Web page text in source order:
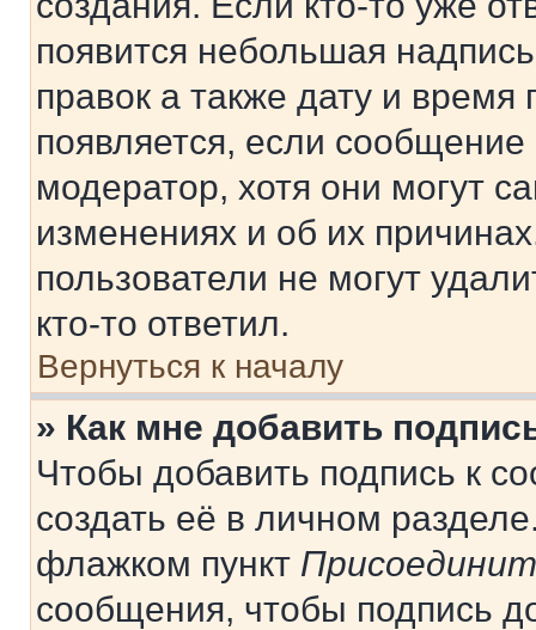
появится небольшая
правок а также дату и
появляется, если
модератор, хотя они могут
изменениях и об их
пользователи не могут
кто-то ответил.
Вернуться к началу
» Как мне добавить
Чтобы добавить подпись к
создать её в личном
флажком пункт
сообщения, чтобы подпись